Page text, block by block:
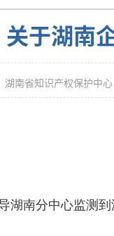
关于湖南
湖南省知识产权保护中心
湖南分中心监测